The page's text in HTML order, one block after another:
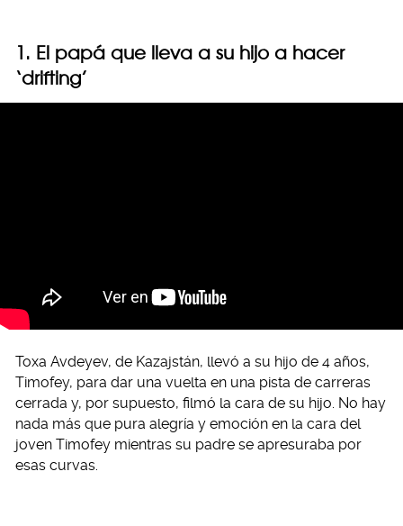
1. El papá que lleva a su hijo a hacer
‘drifting’
Toxa Avdeyev, de Kazajstán, llevó a su hijo de 4 años,
Timofey, para dar una vuelta en una pista de carreras
cerrada y, por supuesto, filmó la cara de su hijo. No hay
nada más que pura alegría y emoción en la cara del
joven Timofey mientras su padre se apresuraba por
esas curvas.